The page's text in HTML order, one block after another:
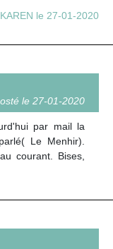
le 27-01-2020
le 27-01-2020
par mail la
Le Menhir).
courant. Bises,